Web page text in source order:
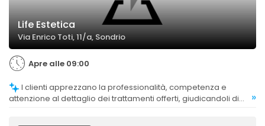
Life Estetica
Via Enrico Toti, 11/a, Sondrio
Apre alle 09:00
attenzione al dettaglio dei trattamenti offerti, giudicandoli di
»